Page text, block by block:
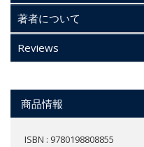
著者について
Reviews
商品情報
ISBN : 9780198808855